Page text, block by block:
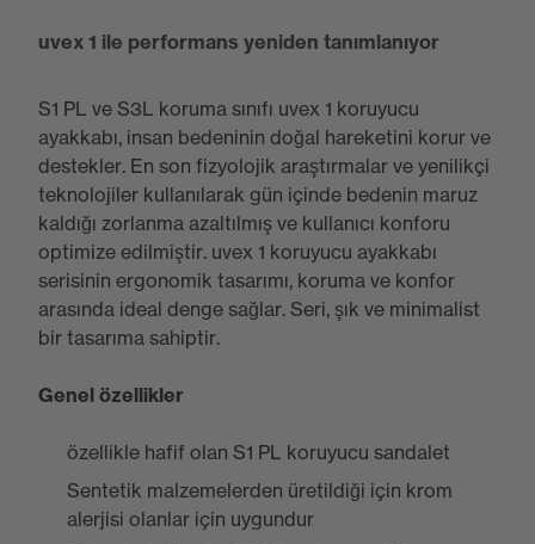
uvex 1 ile performans yeniden tanımlanıyor
S1 PL ve S3L koruma sınıfı uvex 1 koruyucu
ayakkabı, insan bedeninin doğal hareketini korur ve
destekler. En son fizyolojik araştırmalar ve yenilikçi
teknolojiler kullanılarak gün içinde bedenin maruz
kaldığı zorlanma azaltılmış ve kullanıcı konforu
optimize edilmiştir. uvex 1 koruyucu ayakkabı
serisinin ergonomik tasarımı, koruma ve konfor
arasında ideal denge sağlar. Seri, şık ve minimalist
bir tasarıma sahiptir.
Genel özellikler
özellikle hafif olan S1 PL koruyucu sandalet
Sentetik malzemelerden üretildiği için krom
alerjisi olanlar için uygundur